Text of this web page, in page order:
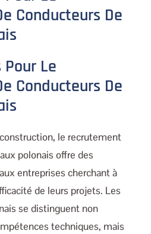
Conducteurs De
Le
Conducteurs De
le recrutement
polonais offre des
entreprises cherchant à
de leurs projets. Les
se distinguent non
techniques, mais